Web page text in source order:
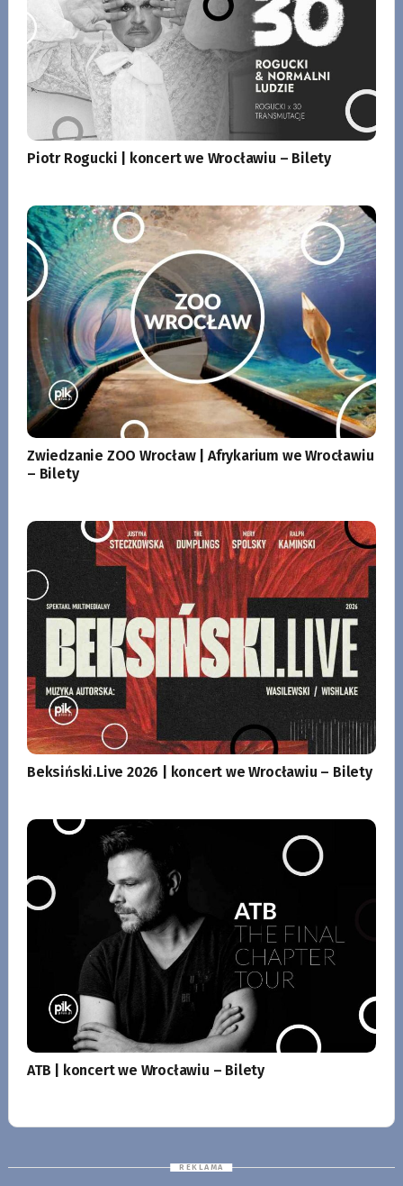
Piotr Rogucki | koncert we Wrocławiu – Bilety
Zwiedzanie ZOO Wrocław | Afrykarium we Wrocławiu
– Bilety
Beksiński.Live 2026 | koncert we Wrocławiu – Bilety
ATB | koncert we Wrocławiu – Bilety